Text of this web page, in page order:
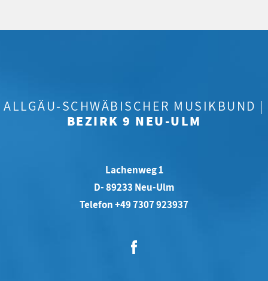
ALLGÄU-SCHWÄBISCHER MUSIKBUND |
BEZIRK 9 NEU-ULM
Lachenweg 1
D- 89233 Neu-Ulm
Telefon +49 7307 923937